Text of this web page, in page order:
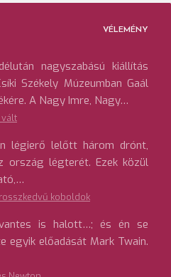
VÉLEMÉNY
nagyszabású kiállítás
Székely Múzeumban Gaál
A Nagy Imre, Nagy…
vált
légierő lelőtt három drónt,
ország légterét. Ezek közül
koboldok
is halott…; és én se
egyik előadását Mark Twain.